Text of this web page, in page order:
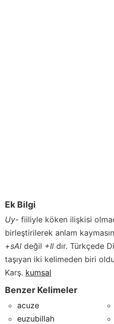
Ek Bilgi
Uy- fiiliyle köken ilişkisi
birleştirilerek anlam
+sAl değil +Il dır. Türkçede
taşıyan iki kelimeden biri
Karş. kumsal
Benzer Kelimeler
acuze
euzubillah